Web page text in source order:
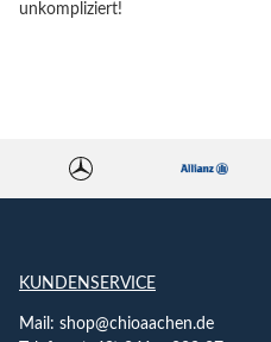
unkompliziert!
KUNDENSERVICE
Mail: shop@chioaachen.de